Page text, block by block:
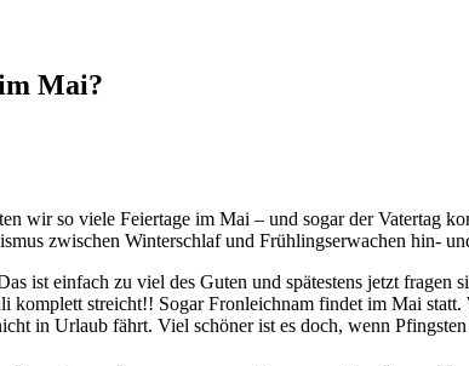
Mai?
wir so viele Feiertage im Mai – und sogar der Vatertag
zwischen Winterschlaf und Frühlingserwachen hin-
ist einfach zu viel des Guten und spätestens jetzt fragen
komplett streicht!! Sogar Fronleichnam findet im Mai
in Urlaub fährt. Viel schöner ist es doch, wenn